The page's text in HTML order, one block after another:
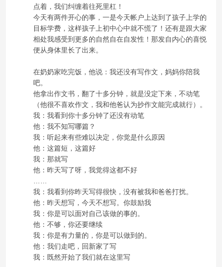
点着，我们纠缠着往死里杠！
今天有两件开心的事，一是今天帐户上达到了孩子上学的
目标学费，这样孩子上初中心中就不慌了！还有是跟大家
相处我感受到更多的自然自在自发性！那发自内心的喜悦
便从身体里长了出来。
在奶奶家吃完饭，他说：我还没有写作文，妈妈你陪我
吧。
他拿出作文书，翻了十多分钟，就是没定下来，不动笔
（他很不喜欢作文，我和他爸认为抄作文能完成就行）。
我：我看到你十多分钟了还没有动笔
他：我不知写哪篇？
我：听起来有些难以决定，你觉是什么原因
他：这篇短，这篇好
我：那就写
他：昨天写了呀，我觉得这都不好
我：我看到你昨天写得很快，没有被我和爸爸打扰。
他：昨天想写，今天不想写。你鼓励我
我：你是可以面对自己该做的事的。
他：不够，你还要继续
我：你是有力量的，你是可以做到的。
他：我们走吧，回新家了写
我：既然开始了我们就在这里写